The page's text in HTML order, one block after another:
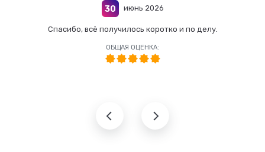
30 июнь 2026
Спасибо, всё получилось коротко и по делу.
ОБЩАЯ ОЦЕНКА: